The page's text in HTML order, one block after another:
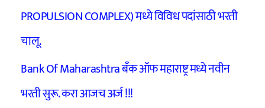
PROPULSION COMPLEX) मध्ये विविध पदांसाठी भरती
चालू.
Bank Of Maharashtra बँक ऑफ महाराष्ट्र मध्ये नवीन
भरती सुरू. करा आजच अर्ज !!!